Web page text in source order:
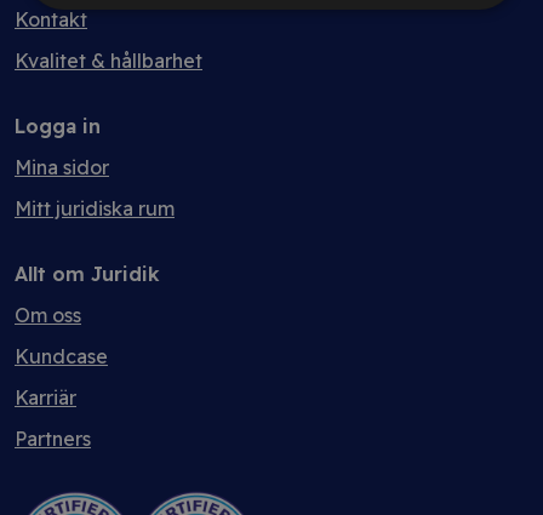
Kontakt
Kvalitet & hållbarhet
Logga in
Mina sidor
Mitt juridiska rum
Allt om Juridik
Om oss
Kundcase
Karriär
Partners